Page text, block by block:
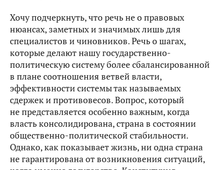
Хочу подчеркнуть, что речь не о правовых
нюансах, заметных и значимых лишь для
специалистов и чиновников. Речь о шагах,
которые делают нашу государственно-
политическую систему более сбалансированной
в плане соотношения ветвей власти,
эффективности системы так называемых
сдержек и противовесов. Вопрос, который
не представляется особенно важным, когда
власть консолидирована, страна в состоянии
общественно-политической стабильности.
Однако, как показывает жизнь, ни одна страна
не гарантирована от возникновения ситуаций,